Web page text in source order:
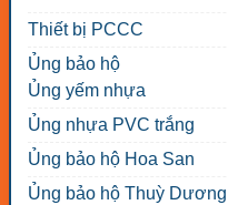
Thiết bị PCCC
Ủng bảo hộ
Ủng yếm nhựa
Ủng nhựa PVC trắng
Ủng bảo hộ Hoa San
Ủng bảo hộ Thuỳ Dương